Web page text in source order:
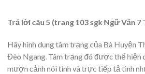
Trả lời câu 5 (trang 103 sgk Ngữ Văn 7
Hãy hình dung tâm trạng của Bà Huyện
Đèo Ngang. Tâm trạng đó được thể hiện
mượn cảnh nói tình và trực tiếp tả tình